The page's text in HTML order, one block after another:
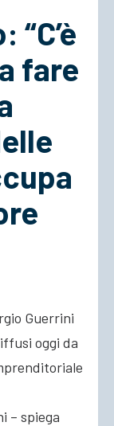
fare
Guerrini
oggi da
– spiega